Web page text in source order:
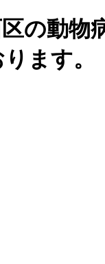
の動物
ます。